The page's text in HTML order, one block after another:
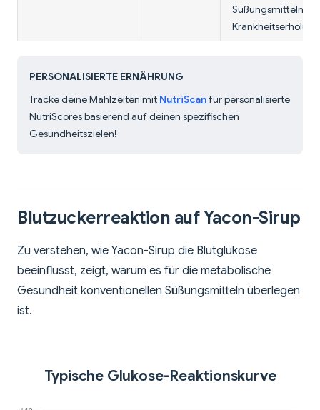
Süßungsmitteln für
PERSONALISIERTE ERNÄHRUNG
Tracke deine Mahlzeiten mit NutriScanfür personalisierte
NutriScores basierend auf deinen spezifischen
Gesundheitszielen!
Blutzuckerreaktion auf Yacon-Sirup
Zu verstehen, wie Yacon-Sirup die Blutglukose
beeinflusst, zeigt, warum es für die metabolische
Gesundheit konventionellen Süßungsmitteln überlegen
ist.
Typische Glukose-Reaktionskurve